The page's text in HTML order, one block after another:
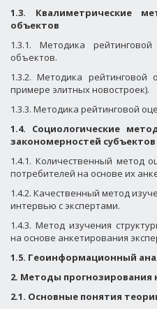
1.3. Квалиметрические
объектов
1.3.1. Методика
объектов.
1.3.2. Методика рейтинговой
примере элитных новостроек).
1.3.3. Методика рейтинговой
1.4. Социологические
закономерностей
1.4.1. Количественный метод
потребителей на основе их
1.4.2. Качественный метод
интервью с экспертами.
1.4.3. Метод изучения
на основе анкетирования
1.5. Геоинформационный
2. Методы
2.1. Основные понятия